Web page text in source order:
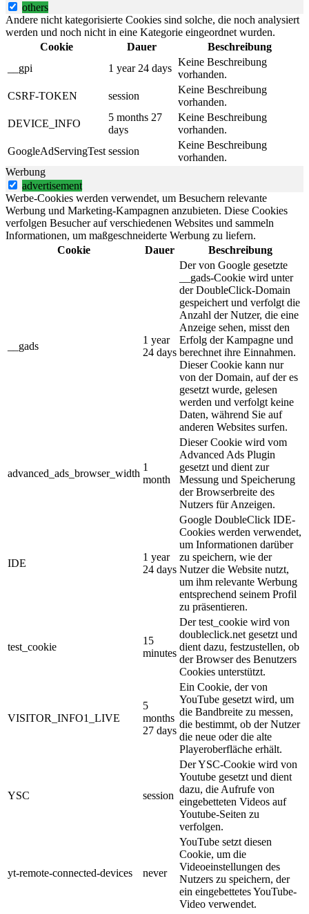
others
Andere nicht kategorisierte Cookies sind solche, die noch analysiert
werden und noch nicht in eine Kategorie eingeordnet wurden.
Cookie
Dauer
Beschreibung
__gpi
1 year 24 days
Keine Beschreibung
vorhanden.
CSRF-TOKEN
session
Keine Beschreibung
vorhanden.
DEVICE_INFO
5 months 27
days
Keine Beschreibung
vorhanden.
GoogleAdServingTest session
Keine Beschreibung
vorhanden.
Werbung
advertisement
Werbe-Cookies werden verwendet, um Besuchern relevante
Werbung und Marketing-Kampagnen anzubieten. Diese Cookies
verfolgen Besucher auf verschiedenen Websites und sammeln
Informationen, um maßgeschneiderte Werbung zu liefern.
Cookie
Dauer Beschreibung
__gads
1 year
24 days
Der von Google gesetzte
__gads-Cookie wird unter
der DoubleClick-Domain
gespeichert und verfolgt die
Anzahl der Nutzer, die eine
Anzeige sehen, misst den
Erfolg der Kampagne und
berechnet ihre Einnahmen.
Dieser Cookie kann nur
von der Domain, auf der es
gesetzt wurde, gelesen
werden und verfolgt keine
Daten, während Sie auf
anderen Websites surfen.
advanced_ads_browser_width
1
month
Dieser Cookie wird vom
Advanced Ads Plugin
gesetzt und dient zur
Messung und Speicherung
der Browserbreite des
Nutzers für Anzeigen.
IDE
1 year
24 days
Google DoubleClick IDE-
Cookies werden verwendet,
um Informationen darüber
zu speichern, wie der
Nutzer die Website nutzt,
um ihm relevante Werbung
entsprechend seinem Profil
zu präsentieren.
test_cookie
15
minutes
Der test_cookie wird von
doubleclick.net gesetzt und
dient dazu, festzustellen, ob
der Browser des Benutzers
Cookies unterstützt.
VISITOR_INFO1_LIVE
5
months
27 days
Ein Cookie, der von
YouTube gesetzt wird, um
die Bandbreite zu messen,
die bestimmt, ob der Nutzer
die neue oder die alte
Playeroberfläche erhält.
YSC session
Der YSC-Cookie wird von
Youtube gesetzt und dient
dazu, die Aufrufe von
eingebetteten Videos auf
Youtube-Seiten zu
verfolgen.
yt-remote-connected-devices never
YouTube setzt diesen
Cookie, um die
Videoeinstellungen des
Nutzers zu speichern, der
ein eingebettetes YouTube-
Video verwendet.